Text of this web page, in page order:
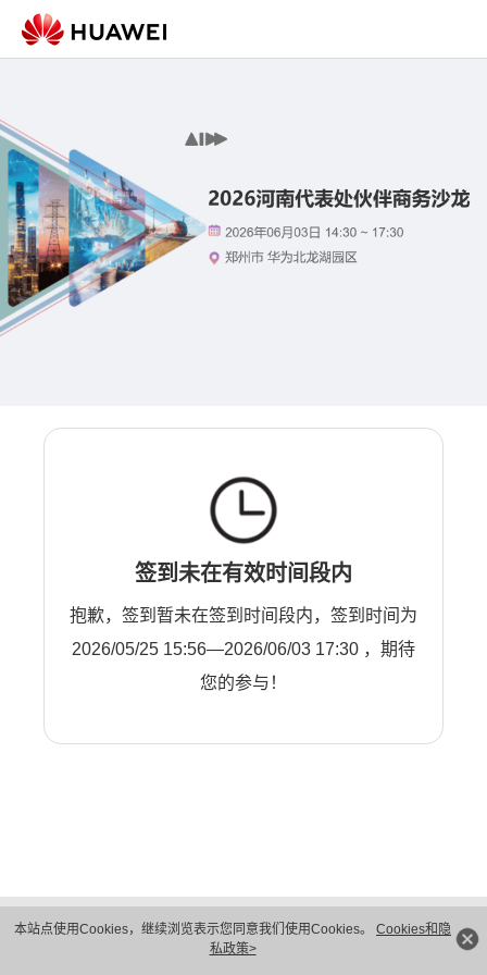
本站点使用Cookies，继续浏览表示您同意我们使用Cookies。 Cookies和隐
私政策>
签到未在有效时间段内
抱歉，签到暂未在签到时间段内，签到时间为
2026/05/25 15:56—2026/06/03 17:30 ，期待
您的参与！
隐私保护
法律声明